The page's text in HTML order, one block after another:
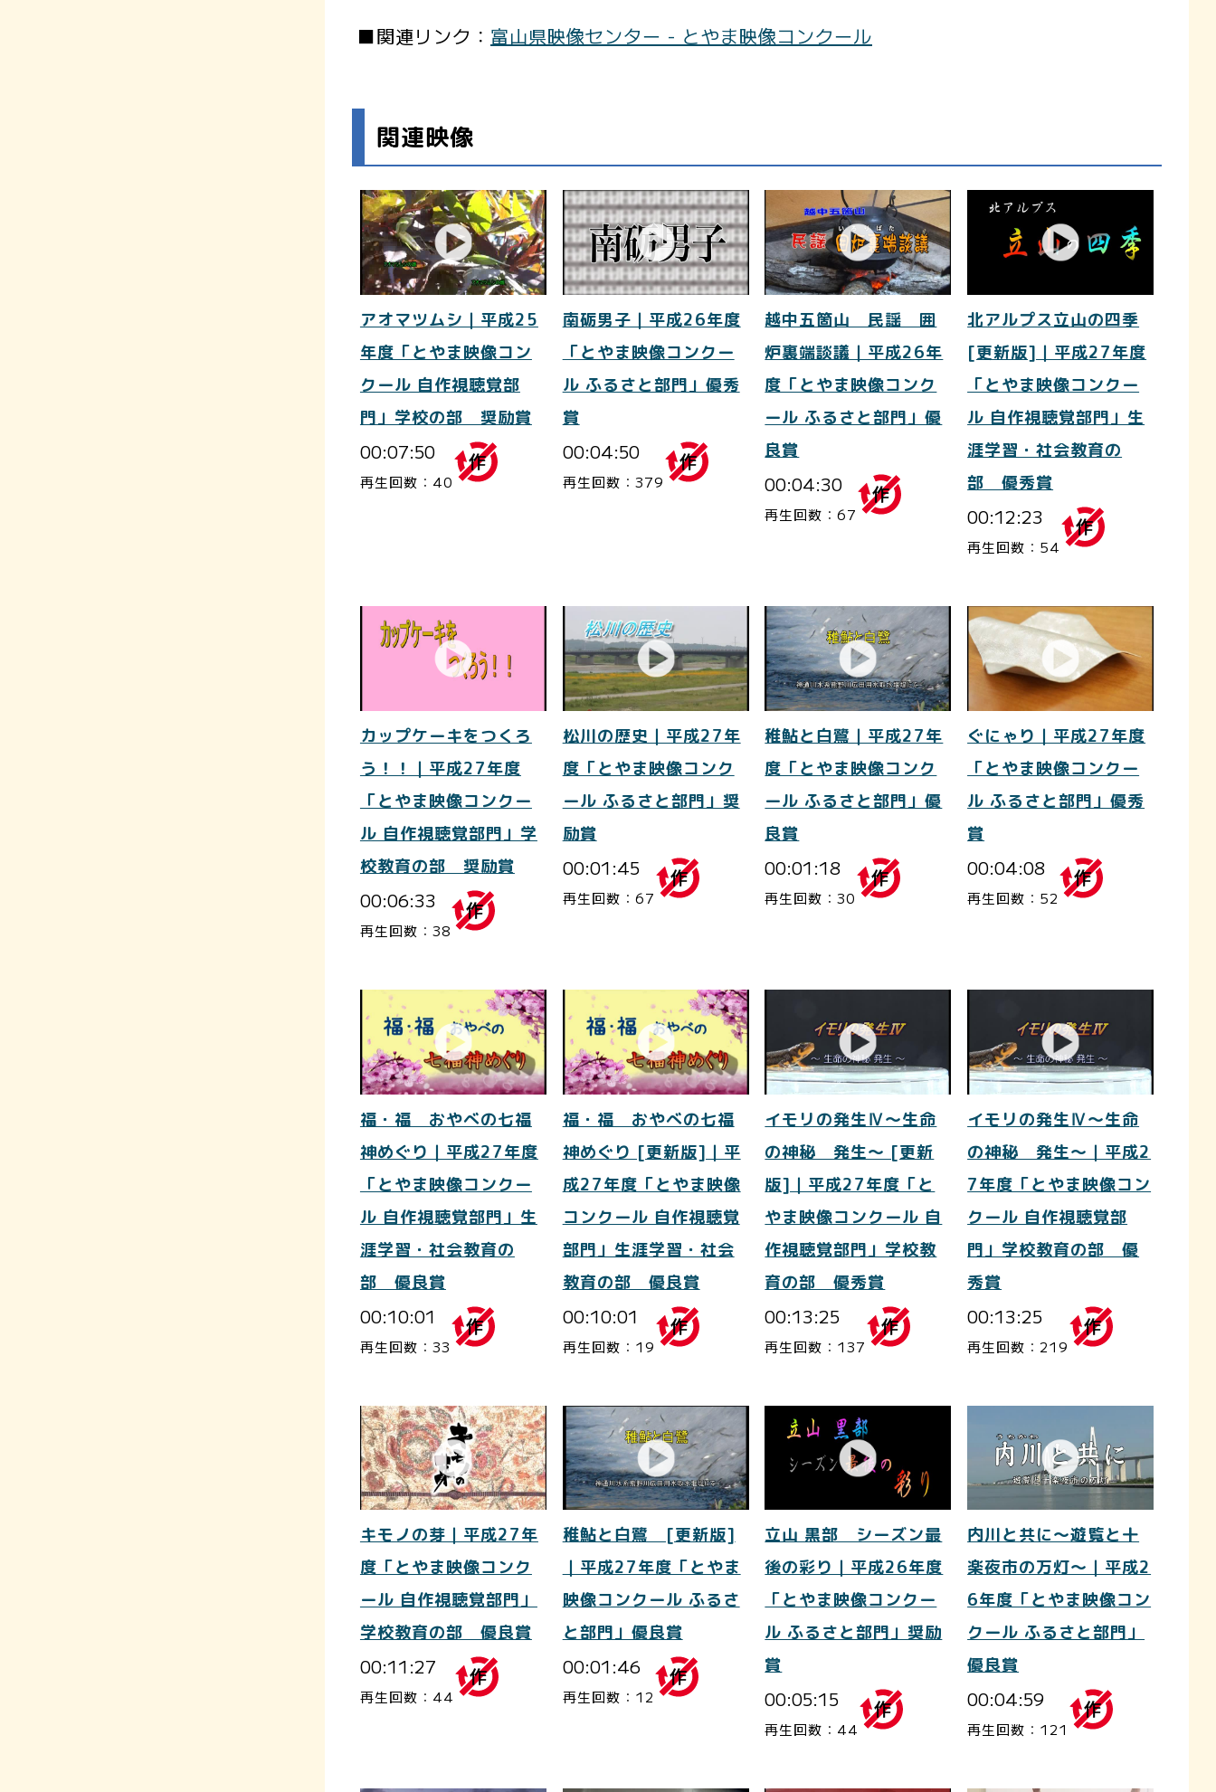
■関連リンク： 富山県映像センター - とやま映像コンクール
関連映像
アオマツムシ｜平成25
年度「とやま映像コン
クール 自作視聴覚部
門」学校の部 奨励賞
00:07:50
再生回数：40
南砺男子｜平成26年度
「とやま映像コンクー
ル ふるさと部門」優秀
賞
00:04:50
再生回数：379
越中五箇山 民謡 囲
炉裏端談議｜平成26年
度「とやま映像コンク
ール ふるさと部門」優
良賞
00:04:30
再生回数：67
北アルプス立山の四季
[更新版]｜平成27年度
「とやま映像コンクー
ル 自作視聴覚部門」生
涯学習・社会教育の
部 優秀賞
00:12:23
再生回数：54
カップケーキをつくろ
う！！｜平成27年度
「とやま映像コンクー
ル 自作視聴覚部門」学
校教育の部 奨励賞
00:06:33
再生回数：38
松川の歴史｜平成27年
度「とやま映像コンク
ール ふるさと部門」奨
励賞
00:01:45
再生回数：67
稚鮎と白鷺｜平成27年
度「とやま映像コンク
ール ふるさと部門」優
良賞
00:01:18
再生回数：30
ぐにゃり｜平成27年度
「とやま映像コンクー
ル ふるさと部門」優秀
賞
00:04:08
再生回数：52
福・福 おやべの七福
神めぐり｜平成27年度
「とやま映像コンクー
ル 自作視聴覚部門」生
涯学習・社会教育の
部 優良賞
00:10:01
再生回数：33
福・福 おやべの七福
神めぐり [更新版]｜平
成27年度「とやま映像
コンクール 自作視聴覚
部門」生涯学習・社会
教育の部 優良賞
00:10:01
再生回数：19
イモリの発生Ⅳ～生命
の神秘 発生～ [更新
版]｜平成27年度「と
やま映像コンクール 自
作視聴覚部門」学校教
育の部 優秀賞
00:13:25
再生回数：137
イモリの発生Ⅳ～生命
の神秘 発生～｜平成2
7年度「とやま映像コン
クール 自作視聴覚部
門」学校教育の部 優
秀賞
00:13:25
再生回数：219
キモノの芽｜平成27年
度「とやま映像コンク
ール 自作視聴覚部門」
学校教育の部 優良賞
00:11:27
再生回数：44
稚鮎と白鷺 [更新版]
｜平成27年度「とやま
映像コンクール ふるさ
と部門」優良賞
00:01:46
再生回数：12
立山 黒部 シーズン最
後の彩り｜平成26年度
「とやま映像コンクー
ル ふるさと部門」奨励
賞
00:05:15
再生回数：44
内川と共に～遊覧と十
楽夜市の万灯～｜平成2
6年度「とやま映像コン
クール ふるさと部門」
優良賞
00:04:59
再生回数：121